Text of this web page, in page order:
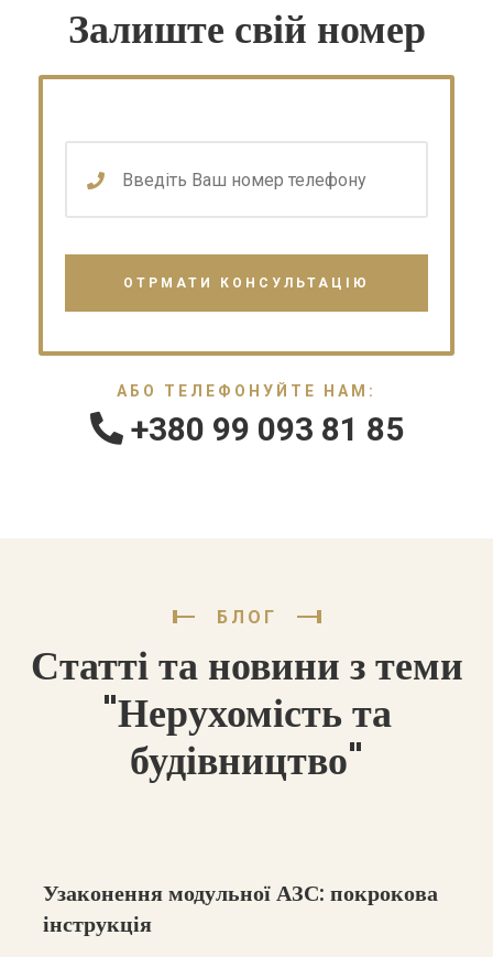
Залиште свій номер
АБО ТЕЛЕФОНУЙТЕ НАМ:
+380 99 093 81 85
БЛОГ
Статті та новини з теми
"Нерухомість та
будівництво"
Узаконення модульної АЗС: покрокова
інструкція